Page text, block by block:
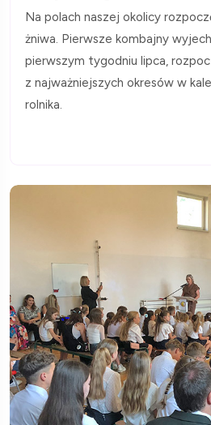
Na polach naszej okolicy
żniwa. Pierwsze kombajny
pierwszym tygodniu lipca,
z najważniejszych okresów w
rolnika.